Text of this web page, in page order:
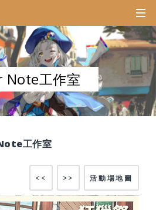
Note工作室
工作室
活動場地圖
>>
<<